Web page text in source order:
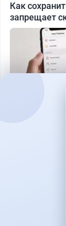
Как
запрещает
Alatau City